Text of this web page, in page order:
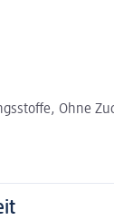
Ohne